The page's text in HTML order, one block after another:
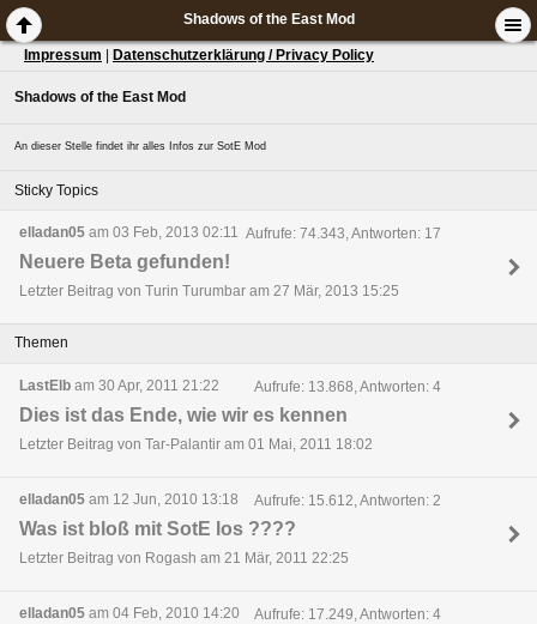
Shadows of the East Mod
Impressum Datenschutzerklärung / Privacy Policy
Shadows of the East Mod
An dieser Stelle findet ihr alles Infos zur SotE Mod
Sticky Topics
elladan05 am 03 Feb, 2013 02:11 Aufrufe: 74.343, Antworten: 17
Neuere Beta gefunden!
Letzter Beitrag von Turin Turumbar am 27 Mär, 2013 15:25
Themen
LastElb am 30 Apr, 2011 21:22 Aufrufe: 13.868, Antworten: 4
Dies ist das Ende, wie wir es kennen
Letzter Beitrag von Tar-Palantir am 01 Mai, 2011 18:02
elladan05 am 12 Jun, 2010 13:18 Aufrufe: 15.612, Antworten: 2
Was ist bloß mit SotE los ????
Letzter Beitrag von Rogash am 21 Mär, 2011 22:25
elladan05 am 04 Feb, 2010 14:20 Aufrufe: 17.249, Antworten: 4